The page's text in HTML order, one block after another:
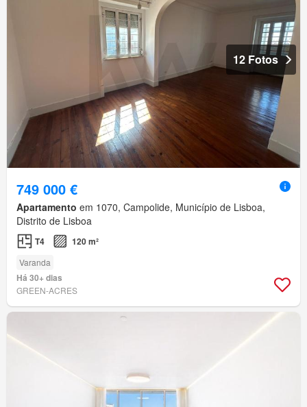
12 Fotos
749 000 €
Apartamento em 1070, Campolide, Município de Lisboa,
Distrito de Lisboa
T4 120 m²
Varanda
Há 30+ dias
GREEN-ACRES